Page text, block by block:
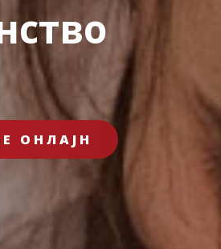
ОНЛАЈН